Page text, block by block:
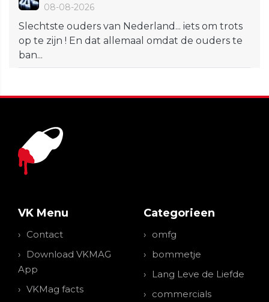
08-08-2026
Slechtste ouders van Nederland... iets om trots
op te zijn ! En dat allemaal omdat de ouders te
ban...
VK Menu
Contact
Download VKMAG
App
VKMag facts
Categorieen
omfg
bommetje
Lang Leve de Liefde
commercials